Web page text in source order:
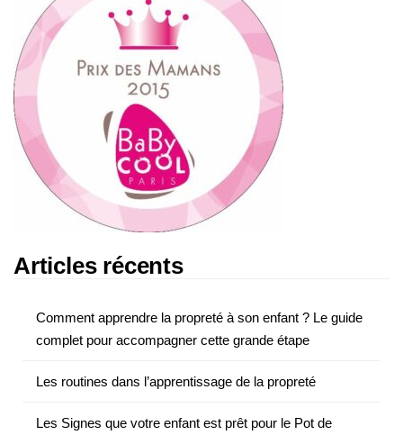
Articles récents
Comment apprendre la propreté à son enfant ? Le guide
complet pour accompagner cette grande étape
Les routines dans l’apprentissage de la propreté
Les Signes que votre enfant est prêt pour le Pot de